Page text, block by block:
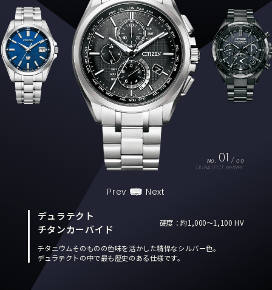
デュラテクト
チタンカーバイド
硬度：約1,000～1,100 HV
チタニウムそのものの色味を活かした精悍なシルバー色。
デュラテクトの中で最も歴史のある仕様です。
Prev Next
No. 01 /09
DURATECT series